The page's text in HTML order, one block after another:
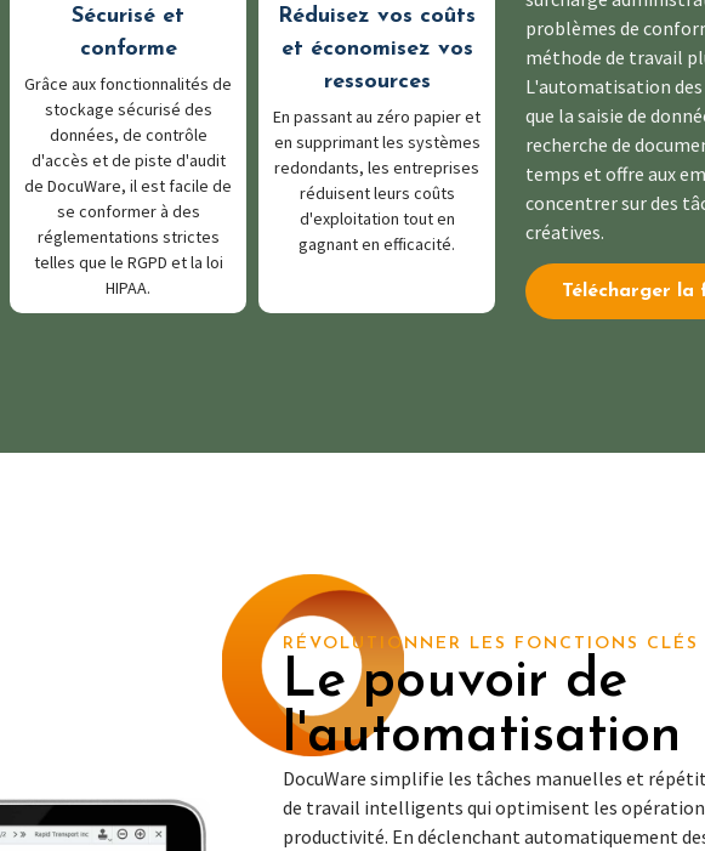
Sécurisé et
conforme
Grâce aux fonctionnalités de
stockage sécurisé des
données, de contrôle
d'accès et de piste d'audit
de DocuWare, il est facile de
se conformer à des
réglementations strictes
telles que le RGPD et la loi
HIPAA.
Réduisez vos coûts
et économisez vos
ressources
En passant au zéro papier et
en supprimant les systèmes
redondants, les entreprises
réduisent leurs coûts
d'exploitation tout en
gagnant en efficacité.
problèmes de
méthode de travail
L'automatisation
que la saisie de
recherche de
temps et offre aux
concentrer sur des
créatives.
Télécharger la
RÉVOLUTIONNER LES FONCTIONS CLÉS
Le pouvoir de
l'automatisation
DocuWare simplifie les tâches manuelles et
de travail intelligents qui optimisent les
productivité. En déclenchant automatiquement